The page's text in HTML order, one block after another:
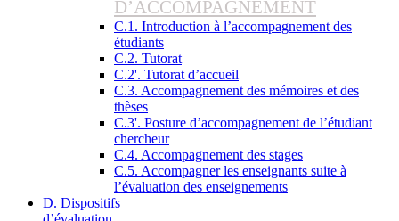
D’ACCOMPAGNEMENT
C.1. Introduction à l’accompagnement des
étudiants
C.2. Tutorat
C.2'. Tutorat d’accueil
C.3. Accompagnement des mémoires et des
thèses
C.3'. Posture d’accompagnement de l’étudiant
chercheur
C.4. Accompagnement des stages
C.5. Accompagner les enseignants suite à
l’évaluation des enseignements
D. Dispositifs